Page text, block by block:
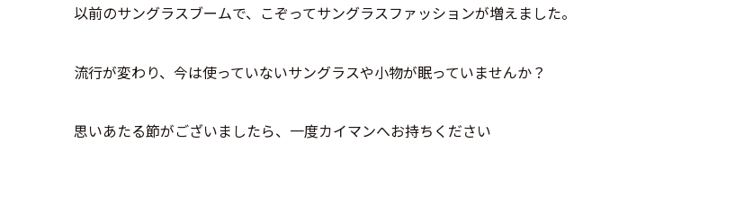
以前のサングラスブームで、こぞってサングラスファッションが増えました。
流行が変わり、今は使っていないサングラスや小物が眠っていませんか？
思いあたる節がございましたら、一度カイマンへお持ちください